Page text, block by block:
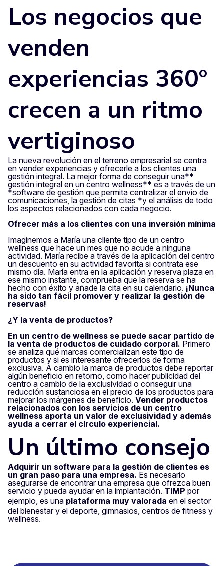
Los negocios que
venden
experiencias 360º
crecen a un ritmo
vertiginoso
La nueva revolución en el terreno empresarial se centra
en vender experiencias y ofrecerle a los clientes una
gestión integral. La mejor forma de conseguir una**
gestión integral en un centro wellness** es a través de un
*software de gestión que permita centralizar el envío de
comunicaciones, la gestión de citas *y el análisis de todo
los aspectos relacionados con cada negocio.
Ofrecer más a los clientes con una inversión mínima
Imaginemos a María una cliente tipo de un centro
wellness que hace un mes que no acude a ninguna
actividad. María recibe a través de la aplicación del centro
un descuento en su actividad favorita si contrata ese
mismo día. María entra en la aplicación y reserva plaza en
ese mismo instante, comprueba que la reserva se ha
hecho con éxito y añade la cita en su calendario. ¡Nunca
ha sido tan fácil promover y realizar la gestión de
reservas!
¿Y la venta de productos?
En un centro de wellness se puede sacar partido de
la venta de productos de cuidado corporal. Primero
se analiza qué marcas comercializan este tipo de
productos y si es interesante ofrecerlos de forma
exclusiva. A cambio la marca de productos debe reportar
algún beneficio en retorno, como hacer publicidad del
centro a cambio de la exclusividad o conseguir una
reducción sustanciosa en el precio de los productos para
mejorar los márgenes de beneficio. Vender productos
relacionados con los servicios de un centro
wellness aporta un valor de exclusividad y además
ayuda a cerrar el círculo experiencial.
Un último consejo
Adquirir un software para la gestión de clientes es
un gran paso para una empresa. Es necesario
asegurarse de encontrar una empresa que ofrezca buen
servicio y pueda ayudar en la implantación. TIMP por
ejemplo, es una plataforma muy valorada en el sector
del bienestar y el deporte, gimnasios, centros de fitness y
wellness.